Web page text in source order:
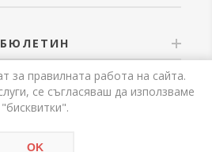
БЮЛЕТИН
за правилната работа на сайта.
се съгласяваш да използваме
"бисквитки".
OK